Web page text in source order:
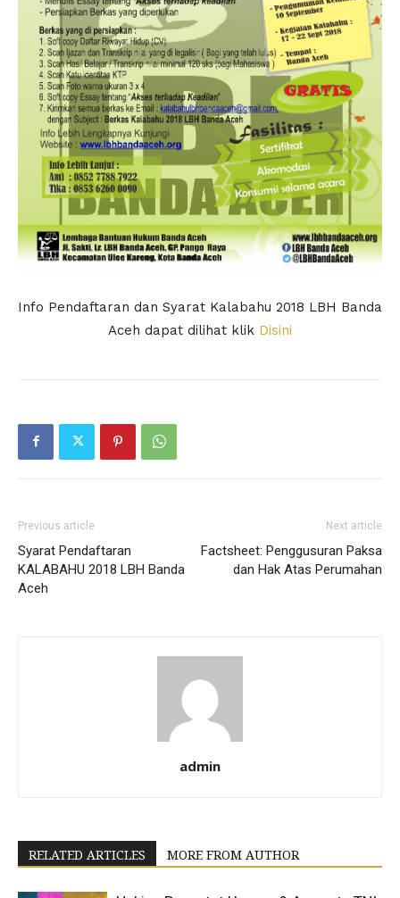
Info Pendaftaran dan Syarat Kalabahu 2018 LBH Banda
Aceh dapat dilihat klik Disini
Previous article
Syarat Pendaftaran
KALABAHU 2018 LBH Banda
Aceh
Next article
Factsheet: Penggusuran Paksa
dan Hak Atas Perumahan
admin
RELATED ARTICLES MORE FROM AUTHOR